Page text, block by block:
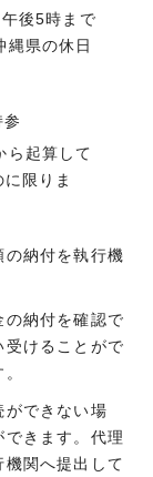
後5時まで
縄県の休日
ら起算して
限りま
の納付を執行機
の納付を確認で
受けることがで
ができない場
きます。代理
機関へ提出して